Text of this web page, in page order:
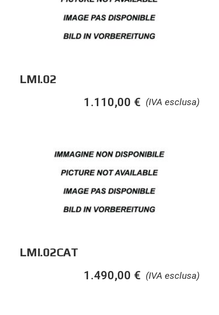
LMI.02
(IVA esclusa)
1.110,00 €
LMI.02CAT
(IVA esclusa)
1.490,00 €